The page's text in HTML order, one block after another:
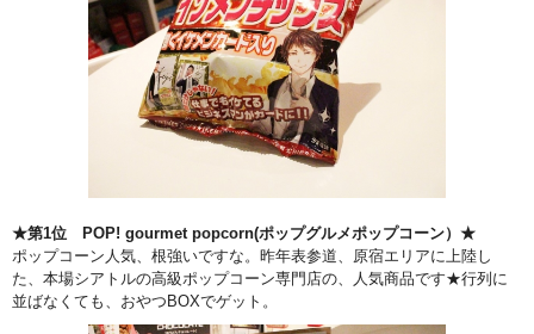
★第1位 POP! gourmet popcorn(ポップグルメポップコーン）★
ポップコーン人気、根強いですな。昨年表参道、原宿エリアに上陸し
た、本場シアトルの高級ポップコーン専門店の、人気商品です★行列に
並ばなくても、おやつBOXでゲット。